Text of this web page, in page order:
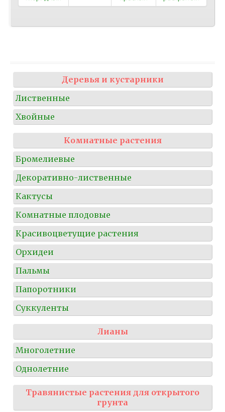
Деревья и кустарники
Лиственные
Хвойные
Комнатные растения
Бромелиевые
Декоративно-лиственные
Кактусы
Комнатные плодовые
Красивоцветущие растения
Орхидеи
Пальмы
Папоротники
Суккуленты
Лианы
Многолетние
Однолетние
Травянистые растения для открытого
грунта